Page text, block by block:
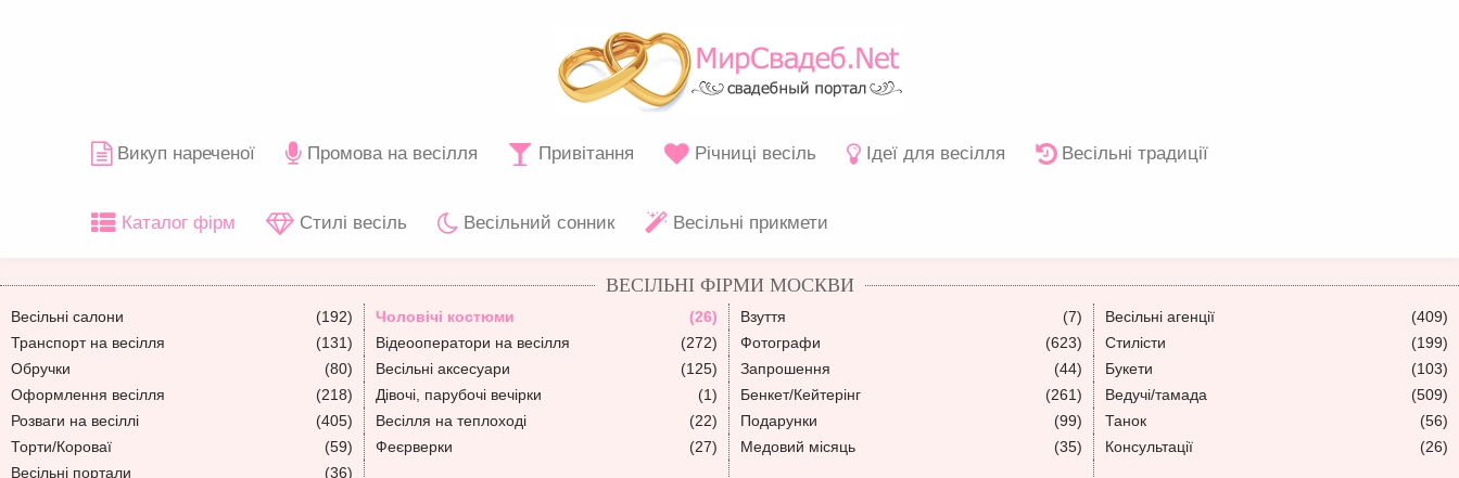
Викуп нареченої Промова на весілля Привітання Річниці весіль Ідеї для весілля Весільні традиції
Каталог фірм Стилі весіль Весільний сонник Весільні прикмети
ВЕСІЛЬНІ ФІРМИ МОСКВИ
Весільні салони (192) Чоловічі костюми (26) Взуття (7) Весільні агенції
(409)
Транспорт на весілля
(131) Відеооператори на весілля (272) Фотографи (623) Стилісти
(199)
Обручки
(80) Весільні аксесуари (125) Запрошення (44) Букети
(103)
Оформлення весілля
(218) Дівочі, парубочі вечірки (1) Бенкет/Кейтерінг (261) Ведучі/тамада
(509)
Розваги на весіллі
(405) Весілля на теплоході (22) Подарунки (99) Танок
(56)
Торти/Короваї
(59) Феєрверки (27) Медовий місяць (35) Консультації
(26)
Весільні портали
(36)